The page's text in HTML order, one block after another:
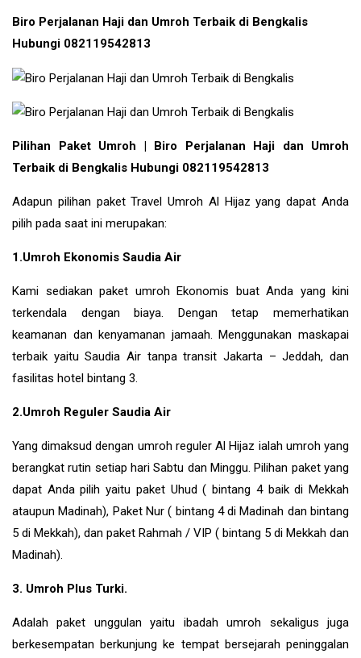
Biro Perjalanan Haji dan Umroh Terbaik di Bengkalis
Hubungi 082119542813
Pilihan Paket Umroh | Biro Perjalanan Haji dan Umroh
Terbaik di Bengkalis Hubungi 082119542813
Adapun pilihan paket Travel Umroh Al Hijaz yang dapat Anda
pilih pada saat ini merupakan:
1.Umroh Ekonomis Saudia Air
Kami sediakan paket umroh Ekonomis buat Anda yang kini
terkendala dengan biaya. Dengan tetap memerhatikan
keamanan dan kenyamanan jamaah. Menggunakan maskapai
terbaik yaitu Saudia Air tanpa transit Jakarta – Jeddah, dan
fasilitas hotel bintang 3.
2.Umroh Reguler Saudia Air
Yang dimaksud dengan umroh reguler Al Hijaz ialah umroh yang
berangkat rutin setiap hari Sabtu dan Minggu. Pilihan paket yang
dapat Anda pilih yaitu paket Uhud ( bintang 4 baik di Mekkah
ataupun Madinah), Paket Nur ( bintang 4 di Madinah dan bintang
5 di Mekkah), dan paket Rahmah / VIP ( bintang 5 di Mekkah dan
Madinah).
3. Umroh Plus Turki.
Adalah paket unggulan yaitu ibadah umroh sekaligus juga
berkesempatan berkunjung ke tempat bersejarah peninggalan